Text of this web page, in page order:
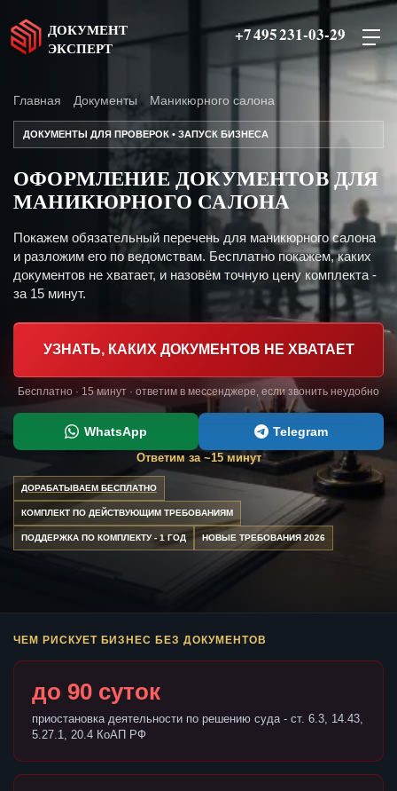
ДОКУМЕНТ
ЭКСПЕРТ
+7 495 231-03-29
Главная Документы Маникюрного салона
ДОКУМЕНТЫ ДЛЯ ПРОВЕРОК • ЗАПУСК БИЗНЕСА
ОФОРМЛЕНИЕ ДОКУМЕНТОВ ДЛЯ
МАНИКЮРНОГО САЛОНА
Покажем обязательный перечень для маникюрного салона
и разложим его по ведомствам. Бесплатно покажем, каких
документов не хватает, и назовём точную цену комплекта -
за 15 минут.
УЗНАТЬ, КАКИХ ДОКУМЕНТОВ НЕ ХВАТАЕТ
Бесплатно · 15 минут · ответим в мессенджере, если звонить неудобно
WhatsApp Telegram
Ответим за ~15 минут
ДОРАБАТЫВАЕМ БЕСПЛАТНО
КОМПЛЕКТ ПО ДЕЙСТВУЮЩИМ ТРЕБОВАНИЯМ
ПОДДЕРЖКА ПО КОМПЛЕКТУ - 1 ГОД НОВЫЕ ТРЕБОВАНИЯ 2026
ЧЕМ РИСКУЕТ БИЗНЕС БЕЗ ДОКУМЕНТОВ
до 90 суток
приостановка деятельности по решению суда - ст. 6.3, 14.43,
5.27.1, 20.4 КоАП РФ